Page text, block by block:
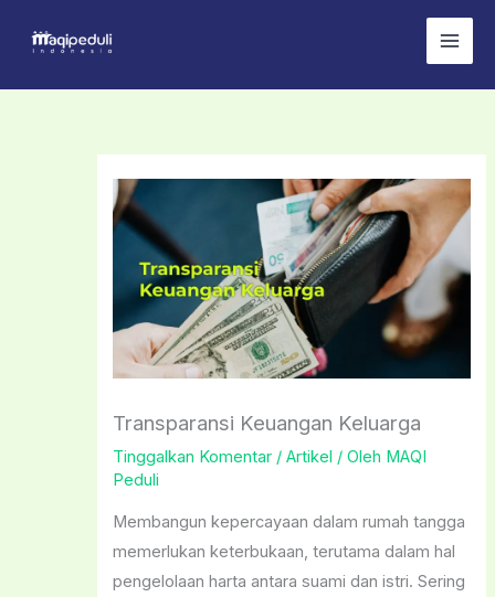
Transparansi Keuangan Keluarga
Tinggalkan Komentar /Artikel / Oleh MAQI
Peduli
Membangun kepercayaan dalam rumah tangga
memerlukan keterbukaan, terutama dalam hal
pengelolaan harta antara suami dan istri. Sering